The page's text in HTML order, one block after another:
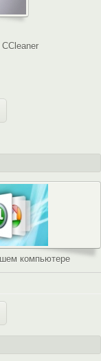
компьютере